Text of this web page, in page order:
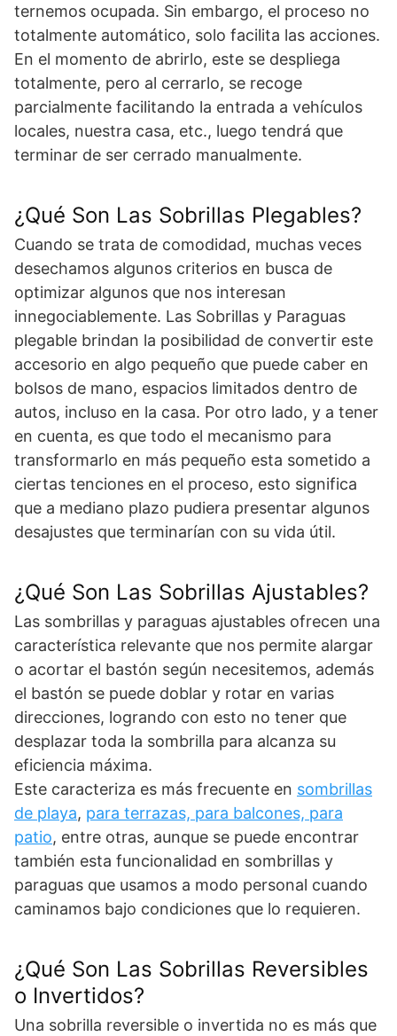
ternemos ocupada. Sin embargo, el proceso no
totalmente automático, solo facilita las acciones.
En el momento de abrirlo, este se despliega
totalmente, pero al cerrarlo, se recoge
parcialmente facilitando la entrada a vehículos
locales, nuestra casa, etc., luego tendrá que
terminar de ser cerrado manualmente.
¿Qué Son Las Sobrillas Plegables?
Cuando se trata de comodidad, muchas veces
desechamos algunos criterios en busca de
optimizar algunos que nos interesan
innegociablemente. Las Sobrillas y Paraguas
plegable brindan la posibilidad de convertir este
accesorio en algo pequeño que puede caber en
bolsos de mano, espacios limitados dentro de
autos, incluso en la casa. Por otro lado, y a tener
en cuenta, es que todo el mecanismo para
transformarlo en más pequeño esta sometido a
ciertas tenciones en el proceso, esto significa
que a mediano plazo pudiera presentar algunos
desajustes que terminarían con su vida útil.
¿Qué Son Las Sobrillas Ajustables?
Las sombrillas y paraguas ajustables ofrecen una
característica relevante que nos permite alargar
o acortar el bastón según necesitemos, además
el bastón se puede doblar y rotar en varias
direcciones, logrando con esto no tener que
desplazar toda la sombrilla para alcanza su
eficiencia máxima.
Este caracteriza es más frecuente en sombrillas
de playa, para terrazas, para balcones, para
patio, entre otras, aunque se puede encontrar
también esta funcionalidad en sombrillas y
paraguas que usamos a modo personal cuando
caminamos bajo condiciones que lo requieren.
¿Qué Son Las Sobrillas Reversibles
o Invertidos?
Una sobrilla reversible o invertida no es más que